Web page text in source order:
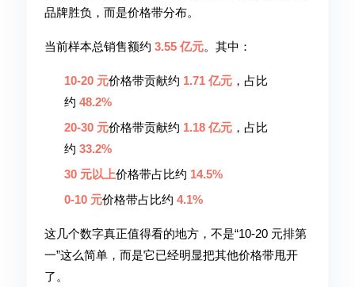
品牌胜负，而是价格带分布。
当前样本总销售额约 3.55 亿元。其中：
10-20 元价格带贡献约 1.71 亿元 ，占比
约 48.2%
20-30 元价格带贡献约 1.18 亿元 ，占比
约 33.2%
30 元以上价格带占比约 14.5%
0-10 元价格带占比约 4.1%
这几个数字真正值得看的地方，不是“10-20 元排第
一”这么简单，而是它已经明显把其他价格带甩开
了。